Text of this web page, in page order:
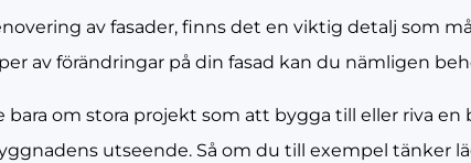
av fasader, finns det en viktig detalj som
av förändringar på din fasad kan du nämligen
bara om stora projekt som att bygga till eller riva
utseende. Så om du till exempel tänker